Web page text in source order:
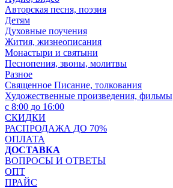
Авторская песня, поэзия
Детям
Духовные поучения
Жития, жизнеописания
Монастыри и святыни
Песнопения, звоны, молитвы
Разное
Священное Писание, толкования
Художественные произведения, фильмы
с 8:00 до 16:00
СКИДКИ
РАСПРОДАЖА ДО 70%
ОПЛАТА
ДОСТАВКА
ВОПРОСЫ И ОТВЕТЫ
ОПТ
ПРАЙС